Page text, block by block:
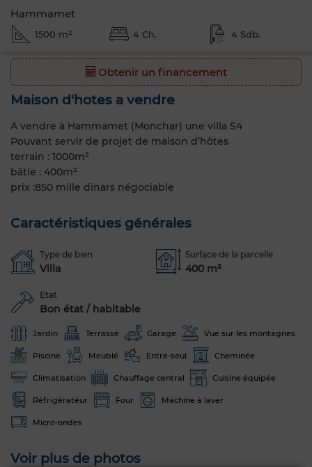
Hammamet
1500 m² 4 Ch. 4 Sdb.
Obtenir un financement
Maison d'hotes a vendre
A vendre à Hammamet (Monchar) une villa S4
Pouvant servir de projet de maison d’hôtes
terrain : 1000m²
bâtie : 400m²
prix :850 mille dinars négociable
Caractéristiques générales
Type de bien
Villa
Surface de la parcelle
400 m²
Etat
Bon état / habitable
Jardin Terrasse Garage Vue sur les montagnes
Piscine Meublé Entre-seul Cheminée
Climatisation Chauffage central Cuisine équipée
Réfrigérateur Four Machine à laver
Micro-ondes
Voir plus de photos